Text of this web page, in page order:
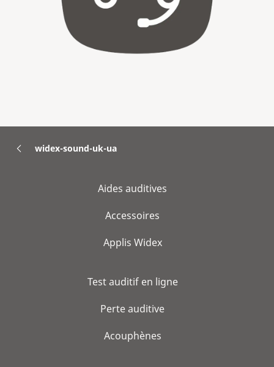
widex-sound-uk-ua
Aides auditives
Accessoires
Applis Widex
Test auditif en ligne
Perte auditive
Acouphènes